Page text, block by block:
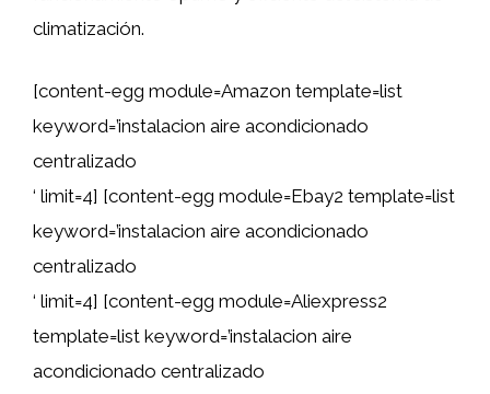
climatización.
[content-egg module=Amazon template=list
keyword=’instalacion aire acondicionado
centralizado
‘ limit=4] [content-egg module=Ebay2 template=list
keyword=’instalacion aire acondicionado
centralizado
‘ limit=4] [content-egg module=Aliexpress2
template=list keyword=’instalacion aire
acondicionado centralizado